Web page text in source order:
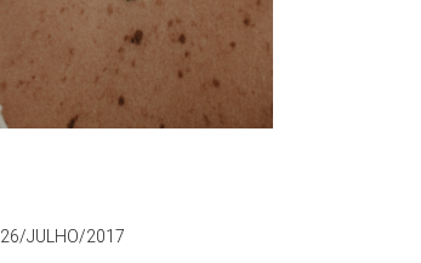
26/JULHO/2017